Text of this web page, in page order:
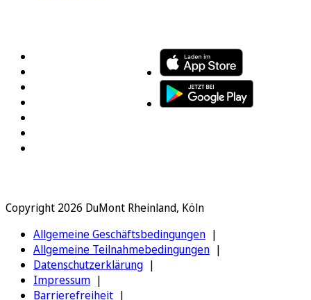
Copyright 2026 DuMont Rheinland, Köln
Allgemeine Geschäftsbedingungen
Allgemeine Teilnahmebedingungen
Datenschutzerklärung
Impressum
Barrierefreiheit